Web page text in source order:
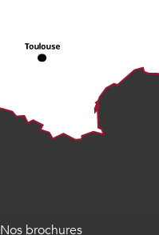
Nos brochures